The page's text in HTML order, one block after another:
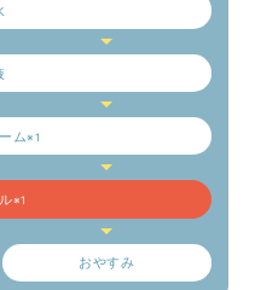
ム※1
※1
おやすみ